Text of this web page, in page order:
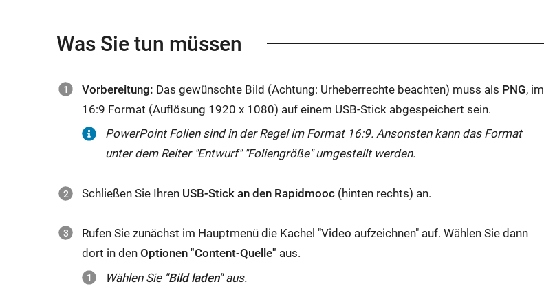
Was Sie tun müssen
Vorbereitung: Das gewünschte Bild (Achtung: Urheberrechte beachten) muss als PNG, im
16:9 Format (Auflösung 1920 x 1080) auf einem USB-Stick abgespeichert sein.
PowerPoint Folien sind in der Regel im Format 16:9. Ansonsten kann das Format
unter dem Reiter "Entwurf" "Foliengröße" umgestellt werden.
Schließen Sie Ihren USB-Stick an den Rapidmooc (hinten rechts) an.
Rufen Sie zunächst im Hauptmenü die Kachel "Video aufzeichnen" auf. Wählen Sie dann
dort in den Optionen "Content-Quelle" aus.
Wählen Sie"Bild laden"aus.